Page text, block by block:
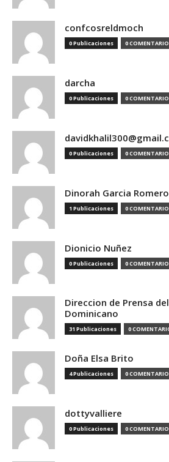
confcosreldmoch
0 Publicaciones 0
darcha
0 Publicaciones 0
0 Publicaciones 0
Dinorah Garcia Romero
1 Publicaciones 0
Dionicio Nuñez
0 Publicaciones 0
Direccion de Prensa
Dominicano
31 Publicaciones 0
Doña Elsa Brito
4 Publicaciones 0
dottyvalliere
0 Publicaciones 0